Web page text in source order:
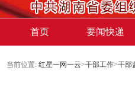
首页 要闻快递
当前位置: 红星一网一云>干部工作>干部